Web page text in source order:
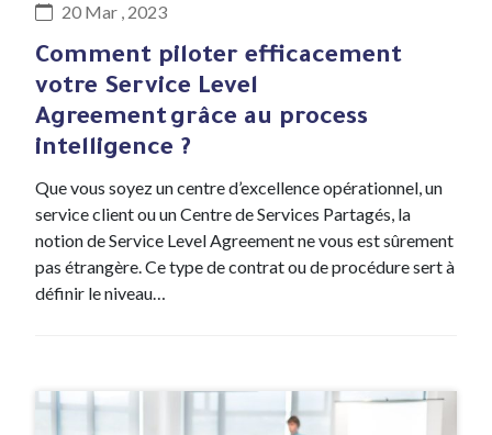
20 Mar , 2023
Comment piloter efficacement
votre Service Level
Agreement grâce au process
intelligence ?
Que vous soyez un centre d’excellence opérationnel, un
service client ou un Centre de Services Partagés, la
notion de Service Level Agreement ne vous est sûrement
pas étrangère. Ce type de contrat ou de procédure sert à
définir le niveau…